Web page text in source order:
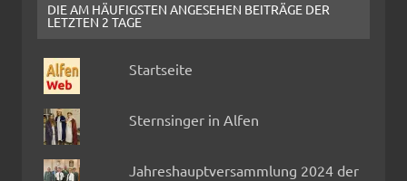
DIE AM HÄUFIGSTEN ANGESEHEN BEITRÄGE DER
LETZTEN 2 TAGE
Startseite
Sternsinger in Alfen
Jahreshauptversammlung 2024 der